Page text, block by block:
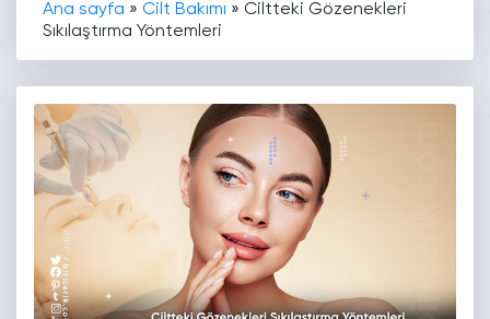
Ana sayfa » Cilt Bakımı » Ciltteki Gözenekleri
Sıkılaştırma Yöntemleri